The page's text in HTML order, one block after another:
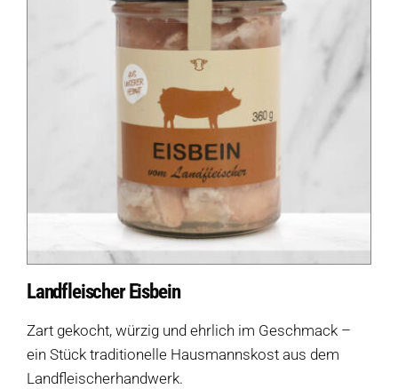
Landfleischer Eisbein
Zart gekocht, würzig und ehrlich im Geschmack –
ein Stück traditionelle Hausmannskost aus dem
Landfleischerhandwerk.